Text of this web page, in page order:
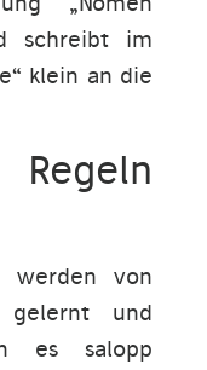
schreibt im
klein an die
werden von
gelernt und
es salopp